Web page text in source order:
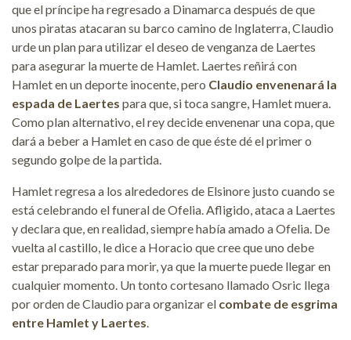
que el príncipe ha regresado a Dinamarca después de que
unos piratas atacaran su barco camino de Inglaterra, Claudio
urde un plan para utilizar el deseo de venganza de Laertes
para asegurar la muerte de Hamlet. Laertes reñirá con
Hamlet en un deporte inocente, pero Claudio envenenará la
espada de Laertes para que, si toca sangre, Hamlet muera.
Como plan alternativo, el rey decide envenenar una copa, que
dará a beber a Hamlet en caso de que éste dé el primer o
segundo golpe de la partida.
Hamlet regresa a los alrededores de Elsinore justo cuando se
está celebrando el funeral de Ofelia. Afligido, ataca a Laertes
y declara que, en realidad, siempre había amado a Ofelia. De
vuelta al castillo, le dice a Horacio que cree que uno debe
estar preparado para morir, ya que la muerte puede llegar en
cualquier momento. Un tonto cortesano llamado Osric llega
por orden de Claudio para organizar el combate de esgrima
entre Hamlet y Laertes